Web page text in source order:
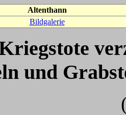
Altenthann
Bildgalerie
und